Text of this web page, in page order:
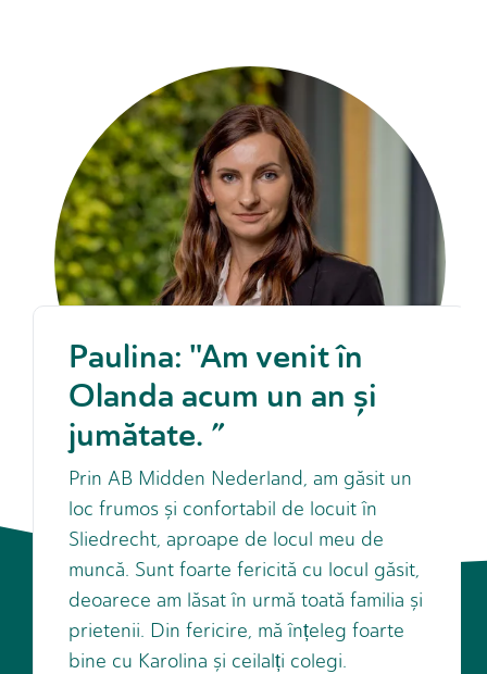
Paulina: "Am venit în
Olanda acum un an și
jumătate. ”
Prin AB Midden Nederland, am găsit un
loc frumos și confortabil de locuit în
Sliedrecht, aproape de locul meu de
muncă. Sunt foarte fericită cu locul găsit,
deoarece am lăsat în urmă toată familia și
prietenii. Din fericire, mă înțeleg foarte
bine cu Karolina și ceilalți colegi.